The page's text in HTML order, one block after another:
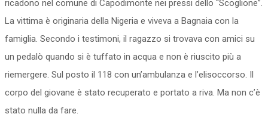
ricadono nel comune di Capodimonte nei pressi dello “Scoglione”.
La vittima è originaria della Nigeria e viveva a Bagnaia con la
famiglia. Secondo i testimoni, il ragazzo si trovava con amici su
un pedalò quando si è tuffato in acqua e non è riuscito più a
riemergere. Sul posto il 118 con un’ambulanza e l’elisoccorso. Il
corpo del giovane è stato recuperato e portato a riva. Ma non c’è
stato nulla da fare.